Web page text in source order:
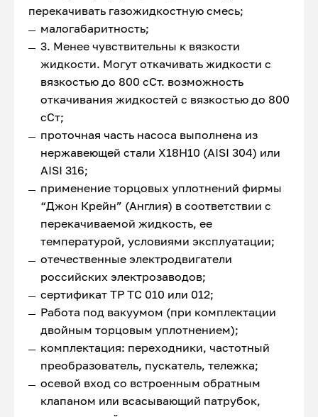
перекачивать газожидкостную смесь;
малогабаритность;
3. Менее чувствительны к вязкости
жидкости. Могут откачивать жидкости с
вязкостью до 800 сСт. возможность
откачивания жидкостей с вязкостью до 800
сСт;
проточная часть насоса выполнена из
нержавеющей стали Х18Н10 (AISI 304) или
AISI 316;
применение торцовых уплотнений фирмы
“Джон Крейн” (Англия) в соответствии с
перекачиваемой жидкость, ее
температурой, условиями эксплуатации;
отечественные электродвигатели
российских электрозаводов;
сертификат ТР ТС 010 или 012;
Работа под вакуумом (при комплектации
двойным торцовым уплотнением);
комплектация: переходники, частотный
преобразователь, пускатель, тележка;
осевой вход со встроенным обратным
клапаном или всасывающий патрубок,